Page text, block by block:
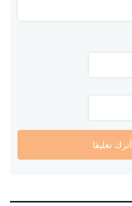
أترك تعليقا